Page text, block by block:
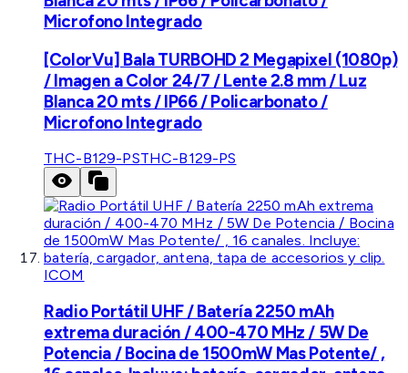
Microfono Integrado
[ColorVu] Bala TURBOHD 2 Megapixel (1080p)
/ Imagen a Color 24/7 / Lente 2.8 mm / Luz
Blanca 20 mts / IP66 / Policarbonato /
Microfono Integrado
THC-B129-PSTHC-B129-PS
ICOM
Radio Portátil UHF / Batería 2250 mAh
extrema duración / 400-470 MHz / 5W De
Potencia / Bocina de 1500mW Mas Potente/ ,